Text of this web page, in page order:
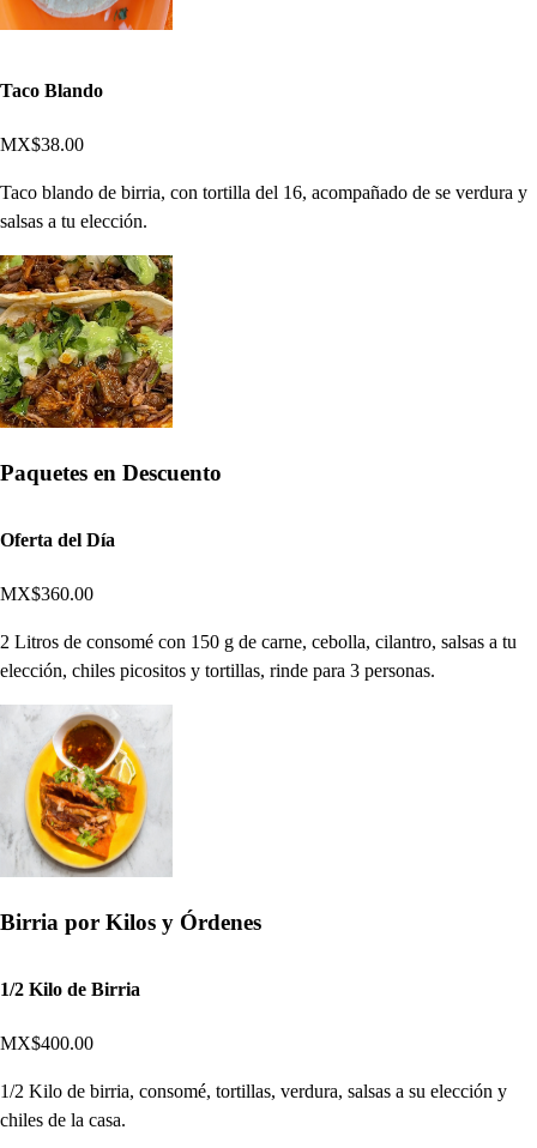
Taco Blando
MX$38.00
Taco blando de birria, con tortilla del 16, acompañado de se verdura y
salsas a tu elección.
Paquetes en Descuento
Oferta del Día
MX$360.00
2 Litros de consomé con 150 g de carne, cebolla, cilantro, salsas a tu
elección, chiles picositos y tortillas, rinde para 3 personas.
Birria por Kilos y Órdenes
1/2 Kilo de Birria
MX$400.00
1/2 Kilo de birria, consomé, tortillas, verdura, salsas a su elección y
chiles de la casa.